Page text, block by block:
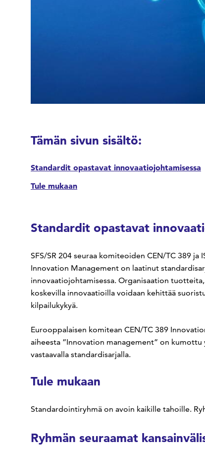
Tämän sivun sisältö:
Standardit opastavat innovaatiojohtamisessa
Tule mukaan
Standardit opastavat
SFS/SR 204 seuraa komiteoiden CEN/TC 389
Innovation Management on laatinut
innovaatiojohtamisessa. Organisaation
koskevilla innovaatioilla voidaan kehittää
kilpailukykyä.
Eurooppalaisen komitean CEN/TC 389
aiheesta ”Innovation management” on
vastaavalla standardisarjalla.
Tule mukaan
Standardointiryhmä on avoin kaikille tahoille.
Ryhmän seuraamat